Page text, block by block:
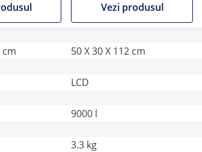
Vezi produsul
cm 50 X 30 X 112 cm
LCD
9000 l
3.3 kg